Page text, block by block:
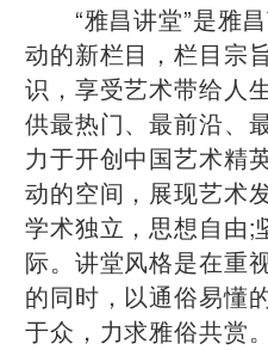
“雅昌讲堂”是雅昌
动的新栏目，栏目宗
识，享受艺术带给人
供最热门、最前沿、
力于开创中国艺术精
动的空间，展现艺术
学术独立，思想自由;
际。讲堂风格是在重
的同时，以通俗易懂
于众，力求雅俗共赏